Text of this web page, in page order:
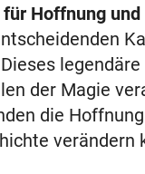
für Hoffnung
der Magie
die
verändern